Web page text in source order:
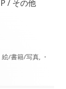
/ その他
絵/書籍/写真, ・